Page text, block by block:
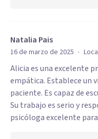
Natalia Pais
16 de marzo de 2025 ·
Alicia es una excelente
empática. Establece un
paciente. Es capaz de
Su trabajo es serio y
psicóloga excelente